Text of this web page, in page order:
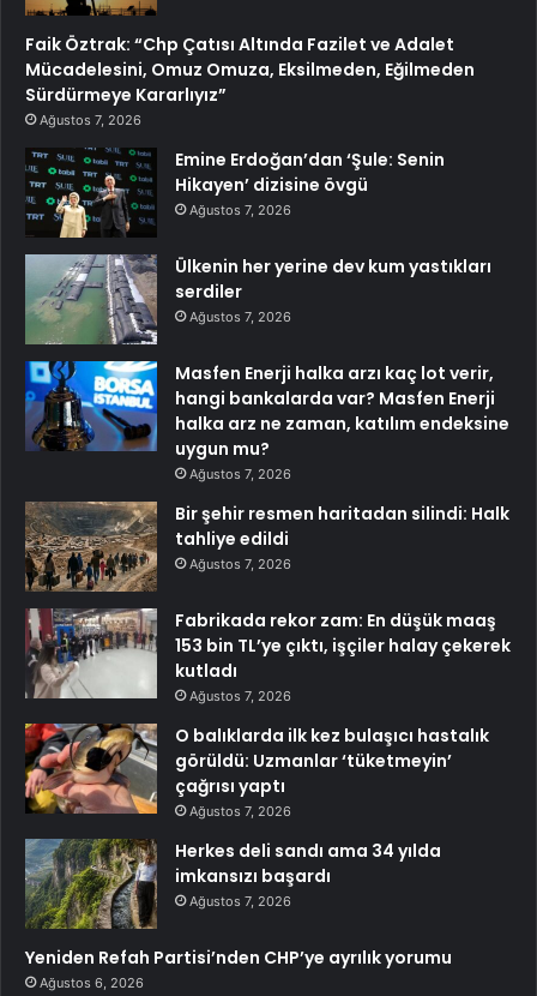
Faik Öztrak: “Chp Çatısı Altında Fazilet ve Adalet
Mücadelesini, Omuz Omuza, Eksilmeden, Eğilmeden
Sürdürmeye Kararlıyız”
Ağustos 7, 2026
Emine Erdoğan’dan ‘Şule: Senin
Hikayen’ dizisine övgü
Ağustos 7, 2026
Ülkenin her yerine dev kum yastıkları
serdiler
Ağustos 7, 2026
Masfen Enerji halka arzı kaç lot verir,
hangi bankalarda var? Masfen Enerji
halka arz ne zaman, katılım endeksine
uygun mu?
Ağustos 7, 2026
Bir şehir resmen haritadan silindi: Halk
tahliye edildi
Ağustos 7, 2026
Fabrikada rekor zam: En düşük maaş
153 bin TL’ye çıktı, işçiler halay çekerek
kutladı
Ağustos 7, 2026
O balıklarda ilk kez bulaşıcı hastalık
görüldü: Uzmanlar ‘tüketmeyin’
çağrısı yaptı
Ağustos 7, 2026
Herkes deli sandı ama 34 yılda
imkansızı başardı
Ağustos 7, 2026
Yeniden Refah Partisi’nden CHP’ye ayrılık yorumu
Ağustos 6, 2026